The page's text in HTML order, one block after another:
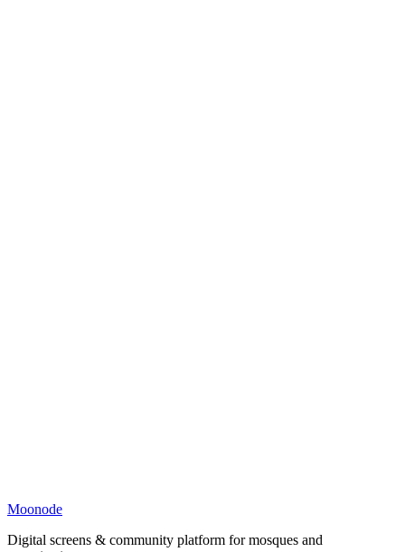
Moonode
Digital screens & community platform for mosques and